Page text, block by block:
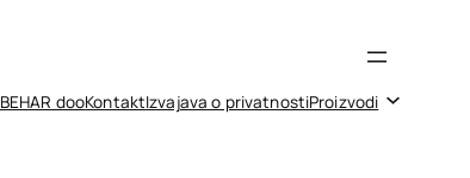
BEHAR dooKontaktIzvajava o privatnostiProizvodi